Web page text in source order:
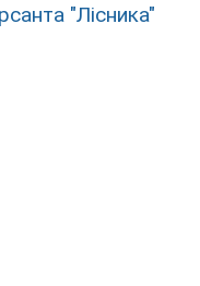
"Лісника"